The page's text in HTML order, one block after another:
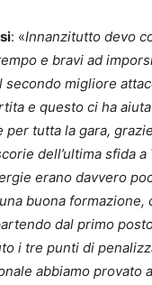
: «Innanzitutto devo
e bravi ad
secondo migliore
e questo ci ha
tutta la gara,
dell’ultima sfida
erano davvero
buona
dal primo
i tre punti di
abbiamo provato